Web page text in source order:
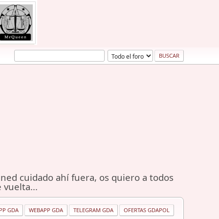
cuidado ahí fuera, os quiero a todos
vuelta...
GDA WEBAPP GDA TELEGRAM GDA OFERTAS GDAPOL